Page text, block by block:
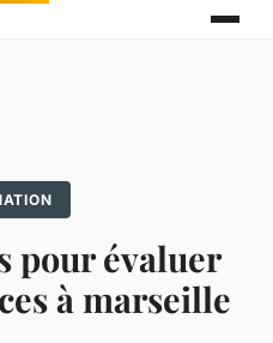
pour évaluer
à marseille